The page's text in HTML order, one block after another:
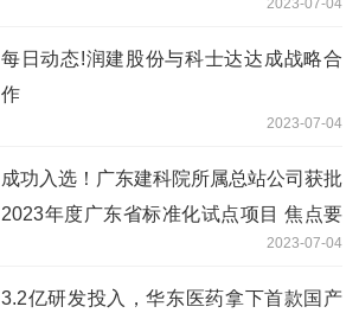
每日动态!润建股份与科士达达成战略合
作
2023-07-04
成功入选！广东建科院所属总站公司获批
2023年度广东省标准化试点项目 焦点要
2023-07-04
3.2亿研发投入，华东医药拿下首款国产